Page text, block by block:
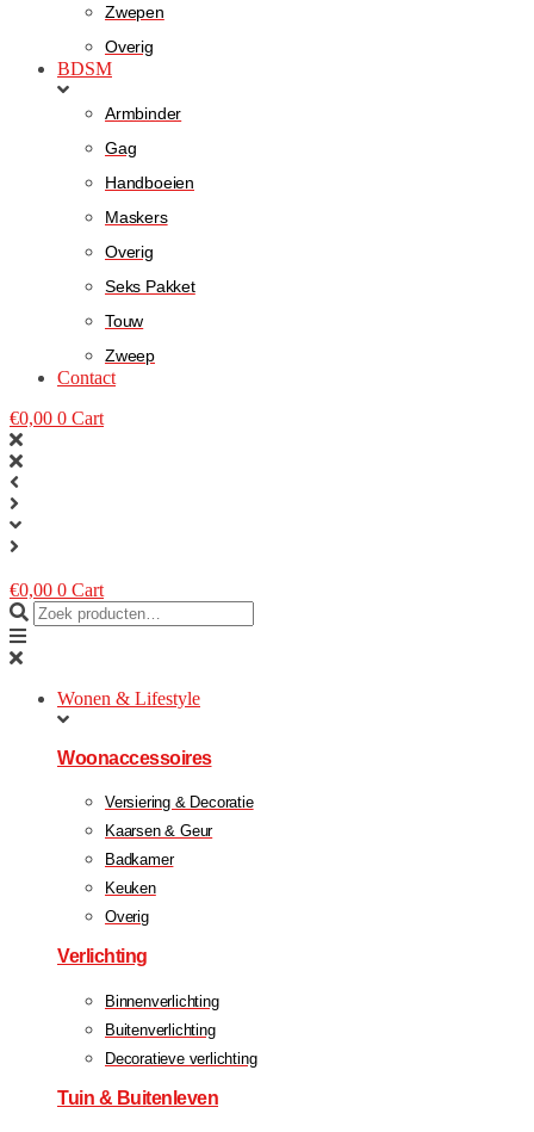
Zwepen
Overig
BDSM
Armbinder
Gag
Handboeien
Maskers
Overig
Seks Pakket
Touw
Zweep
Contact
€0,00 0 Cart
€0,00 0 Cart
Wonen & Lifestyle
Woonaccessoires
Versiering & Decoratie
Kaarsen & Geur
Badkamer
Keuken
Overig
Verlichting
Binnenverlichting
Buitenverlichting
Decoratieve verlichting
Tuin & Buitenleven